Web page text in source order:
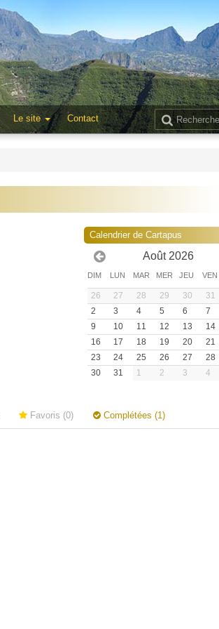
Le site Contact
Calendrier de Cartapus
Août 2026
DIM LUN MAR MER JEU VEN
26 27 28 29 30 31
2
3 4 5 6 7
9
10 11 12 13 14
16
17 18 19 20 21
23
24 25 26 27 28
30
31 1 2 3 4
Favoris (0) Complétées (1)